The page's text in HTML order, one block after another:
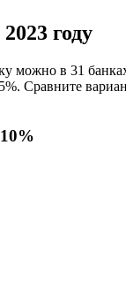
году
можно в 31
Сравните